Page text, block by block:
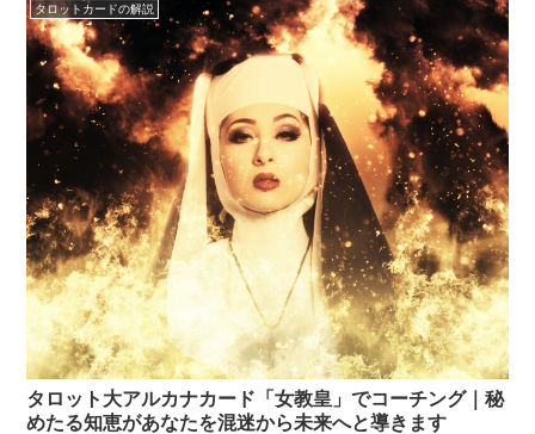
タロットカードの解説
タロット大アルカナカード「女教皇」でコーチング｜秘
めたる知恵があなたを混迷から未来へと導きます